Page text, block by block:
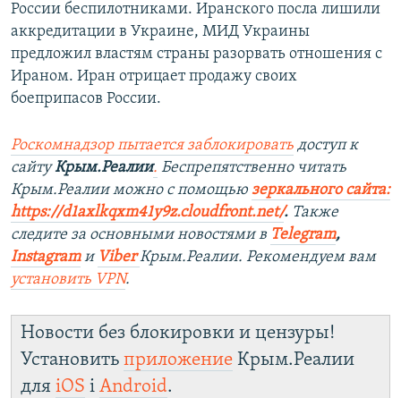
России беспилотниками. Иранского посла лишили
аккредитации в Украине, МИД Украины
предложил властям страны разорвать отношения с
Ираном. Иран отрицает продажу своих
боеприпасов России.
Роскомнадзор пытается заблокировать доступ к
сайтуКрым.Реалии. Беспрепятственно читать
Крым.Реалии можно с помощью зеркального сайта:
https://d1axlkqxm41y9z.cloudfront.net/. ​ Также
следите за основными новостями в Telegram,
Instagram и ViberКрым.Реалии. Рекомендуем вам
установить VPN.
Новости без блокировки и цензуры!
Установить приложение Крым.Реалии
для iOS і Android.